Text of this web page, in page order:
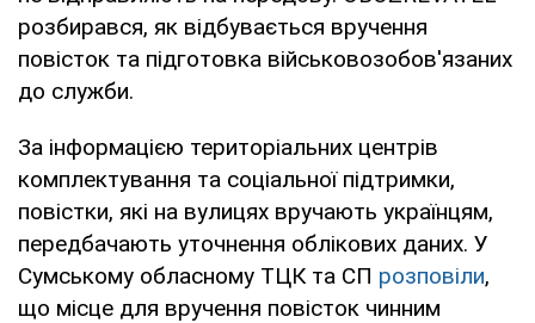
розбирався, як відбувається вручення
повісток та підготовка військовозобов'язаних
до служби.
За інформацією територіальних центрів
комплектування та соціальної підтримки,
повістки, які на вулицях вручають українцям,
передбачають уточнення облікових даних. У
Сумському обласному ТЦК та СП розповіли,
що місце для вручення повісток чинним